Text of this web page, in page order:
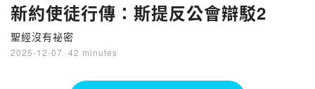
新約使徒行傳：斯提反公會辯駁2
聖經沒有祕密
2025-12-07 · 42 minutes